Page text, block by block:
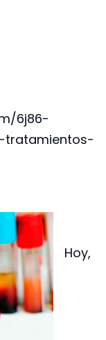
6j86-
tratamientos-
Hoy,